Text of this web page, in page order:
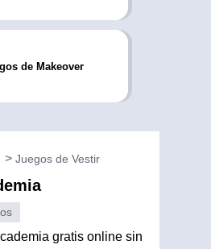
de Makeover
Juegos de Vestir
gratis online sin